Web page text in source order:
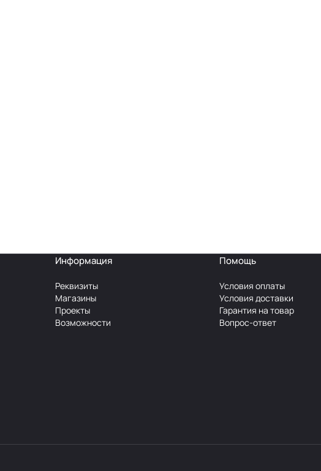
Информация
Реквизиты
Магазины
Проекты
Возможности
Помощь
Условия оплаты
Условия доставки
Гарантия на товар
Вопрос-ответ